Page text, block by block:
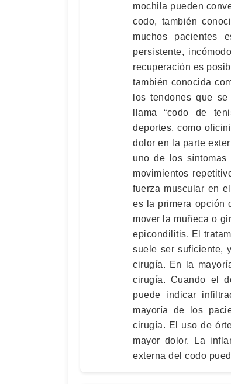
mochila pueden
codo, también
muchos pacientes
persistente,
recuperación es
también conocida
los tendones que
llama “codo de
deportes, como
dolor en la parte
uno de los
movimientos
fuerza muscular en
es la primera opción
mover la muñeca o
epicondilitis. El
suele ser suficiente,
cirugía. En la
cirugía. Cuando el
puede indicar
mayoría de los
cirugía. El uso de
mayor dolor. La
externa del codo